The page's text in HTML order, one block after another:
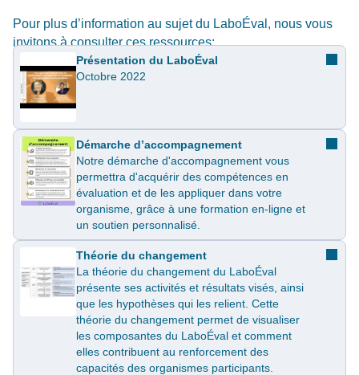
Pour plus d’information au sujet du LaboÉval , nous vous
invitons à consulter ces ressources:
Présentation du LaboÉval
Octobre 2022
Démarche d’accompagnement
Notre démarche d'accompagnement vous
permettra d'acquérir des compétences en
évaluation et de les appliquer dans votre
organisme, grâce à une formation en-ligne et
un soutien personnalisé.
Théorie du changement
La théorie du changement du LaboÉval
présente ses activités et résultats visés, ainsi
que les hypothèses qui les relient. Cette
théorie du changement permet de visualiser
les composantes du LaboÉval et comment
elles contribuent au renforcement des
capacités des organismes participants.